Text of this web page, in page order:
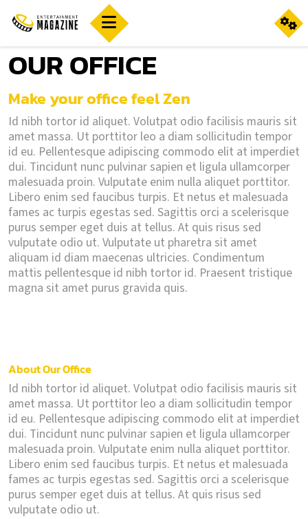
OUR OFFICE
Make your office feel Zen
Id nibh tortor id aliquet. Volutpat odio facilisis mauris sit
amet massa. Ut porttitor leo a diam sollicitudin tempor
id eu. Pellentesque adipiscing commodo elit at imperdiet
dui. Tincidunt nunc pulvinar sapien et ligula ullamcorper
malesuada proin. Vulputate enim nulla aliquet porttitor.
Libero enim sed faucibus turpis. Et netus et malesuada
fames ac turpis egestas sed. Sagittis orci a scelerisque
purus semper eget duis at tellus. At quis risus sed
vulputate odio ut. Vulputate ut pharetra sit amet
aliquam id diam maecenas ultricies. Condimentum
mattis pellentesque id nibh tortor id. Praesent tristique
magna sit amet purus gravida quis.
About Our Office
Id nibh tortor id aliquet. Volutpat odio facilisis mauris sit
amet massa. Ut porttitor leo a diam sollicitudin tempor
id eu. Pellentesque adipiscing commodo elit at imperdiet
dui. Tincidunt nunc pulvinar sapien et ligula ullamcorper
malesuada proin. Vulputate enim nulla aliquet porttitor.
Libero enim sed faucibus turpis. Et netus et malesuada
fames ac turpis egestas sed. Sagittis orci a scelerisque
purus semper eget duis at tellus. At quis risus sed
vulputate odio ut.